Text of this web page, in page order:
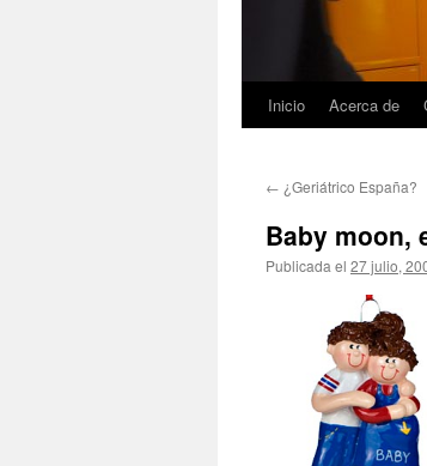
Inicio Acerca de
← ¿Geriátrico España?
Baby moon,
Publicada el 27 julio,